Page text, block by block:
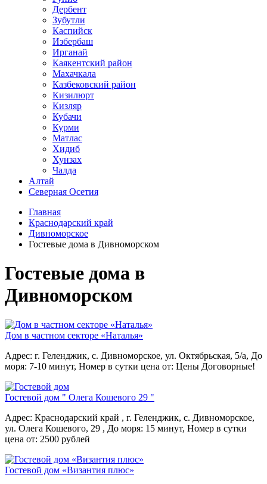
Дербент
Зубутли
Каспийск
Избербаш
Ирганай
Каякентский район
Махачкала
Казбековский район
Кизилюрт
Кизляр
Кубачи
Курми
Матлас
Хидиб
Хунзах
Чалда
Алтай
Северная Осетия
Главная
Краснодарский край
Дивноморское
Гостевые дома в Дивноморском
Гостевые дома в
Дивноморском
Дом в частном секторе «Наталья»
Адрес: г. Геленджик, с. Дивноморское, ул. Октябрьская, 5/а, До
моря: 7-10 минут, Номер в сутки цена от: Цены Договорные!
Гостевой дом " Олега Кошевого 29 "
Адрес: Краснодарский край , г. Геленджик, с. Дивноморское,
ул. Олега Кошевого, 29 , До моря: 15 минут, Номер в сутки
цена от: 2500 рублей
Гостевой дом «Византия плюс»